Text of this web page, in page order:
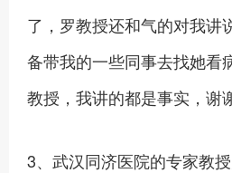
了，罗教授还和气的对我讲
备带我的一些同事去找她看
教授，我讲的都是事实，谢
3、武汉同济医院的专家教